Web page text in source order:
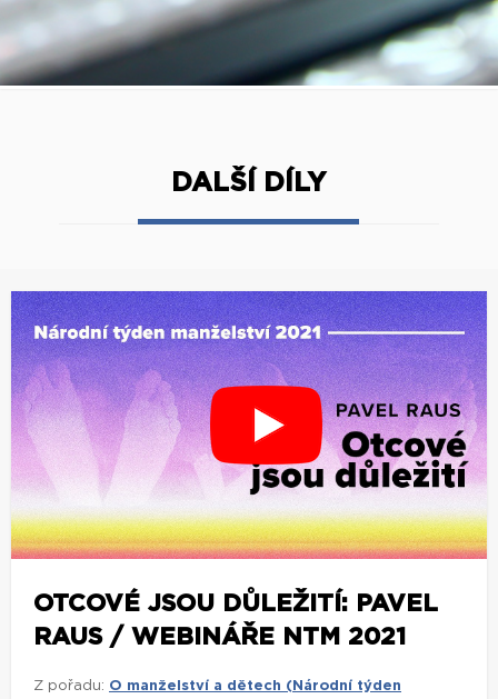
DALŠÍ DÍLY
OTCOVÉ JSOU DŮLEŽITÍ: PAVEL
RAUS / WEBINÁŘE NTM 2021
Z pořadu: O manželství a dětech (Národní týden